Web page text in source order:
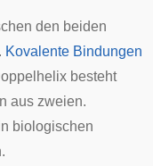
den beiden
Kovalente Bindungen
besteht
aus zweien.
biologischen